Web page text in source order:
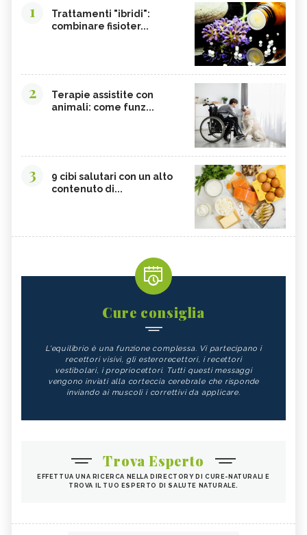
1
Trattamenti "ibridi":
combinare fisioter...
2
Terapie assistite con
animali: come funz...
3
9 cibi salutari con un alto
contenuto di...
Cure consiglia
L'equilibrio è una funzione complessa. Vi partecipano i
recettori visivi, gli esterorecettori, i recettori
vestibolari, i propriocettori. Tutti questi messaggi
vengono inviati alla corteccia cerebrale che risponde
inviando ai muscoli i correttivi da applicare.
Trova Esperto
EFFETTUA UNA RICERCA NELLA DIRECTORY DI CURE-NATURALI E
TROVA IL TUO ESPERTO DI SALUTE NATURALE.